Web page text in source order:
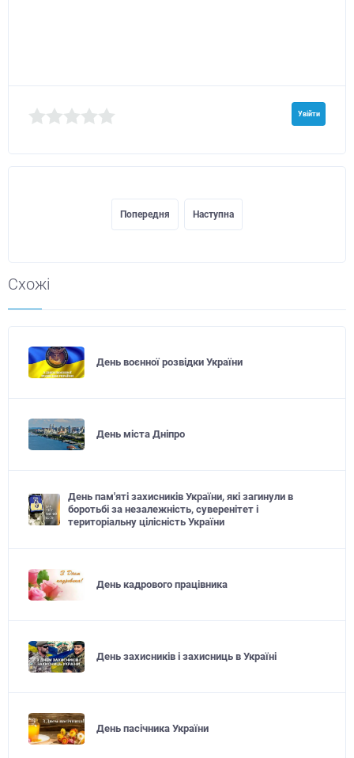
Увійти
Попередня Наступна
Схожі
День воєнної розвідки України
День міста Дніпро
День пам'яті захисників України, які загинули в
боротьбі за незалежність, суверенітет і
територіальну цілісність України
День кадрового працівника
День захисників і захисниць в Україні
День пасічника України